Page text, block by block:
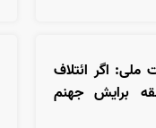
ملی: اگر ائتلاف
برایش جهنم